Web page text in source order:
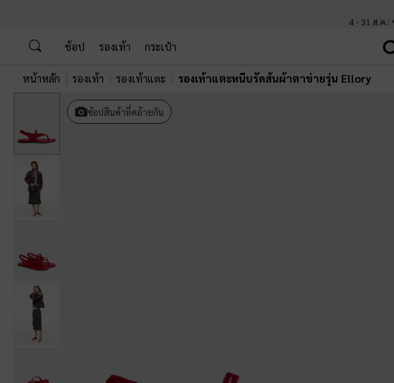
ช้อป รองเท้า กระเป๋า
หน้าหลัก รองเท้า รองเท้าแตะ รองเท้าแตะหนีบรัดส้นผ้าตาข่ายรุ่น Ellory
Previous ช้อปสินค้าที่คล้ายกัน